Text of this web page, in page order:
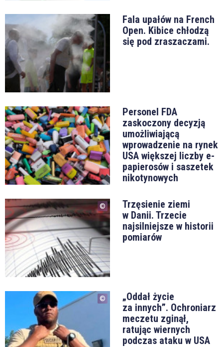
Fala upałów na French
Open. Kibice chłodzą
się pod zraszaczami.
Personel FDA
zaskoczony decyzją
umożliwiającą
wprowadzenie na rynek
USA większej liczby e-
papierosów i saszetek
nikotynowych
Trzęsienie ziemi
w Danii. Trzecie
najsilniejsze w historii
pomiarów
„Oddał życie
za innych”. Ochroniarz
meczetu zginął,
ratując wiernych
podczas ataku w USA